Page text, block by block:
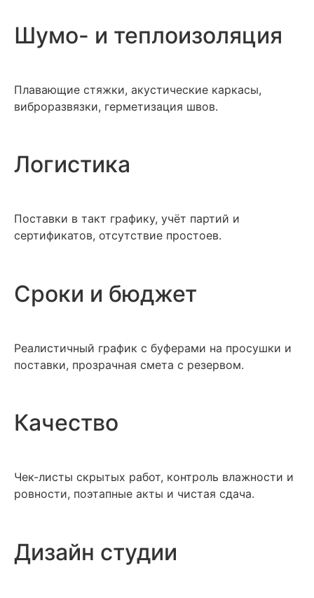
Шумо- и теплоизоляция
Плавающие стяжки, акустические каркасы,
виброразвязки, герметизация швов.
Логистика
Поставки в такт графику, учёт партий и
сертификатов, отсутствие простоев.
Сроки и бюджет
Реалистичный график с буферами на просушки и
поставки, прозрачная смета с резервом.
Качество
Чек-листы скрытых работ, контроль влажности и
ровности, поэтапные акты и чистая сдача.
Дизайн студии